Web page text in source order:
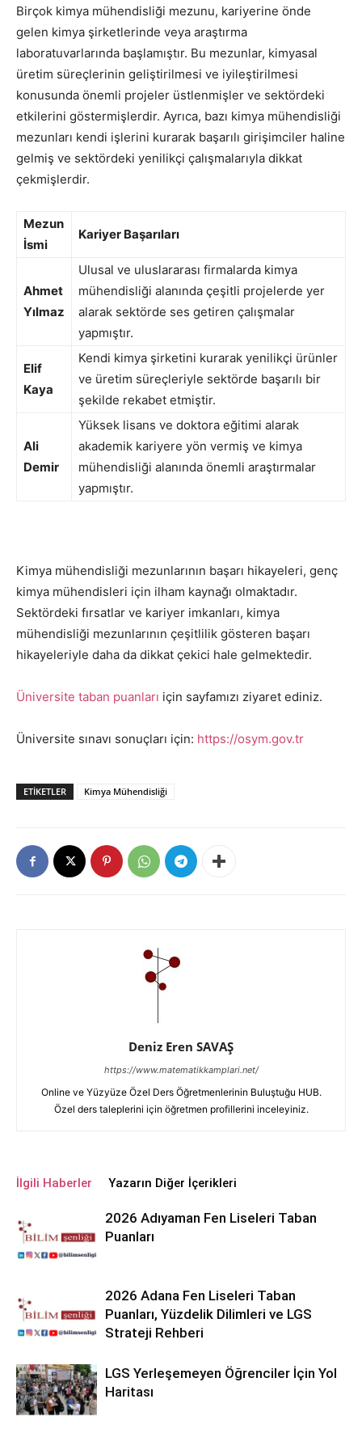
Birçok kimya mühendisliği mezunu, kariyerine önde
gelen kimya şirketlerinde veya araştırma
laboratuvarlarında başlamıştır. Bu mezunlar, kimyasal
üretim süreçlerinin geliştirilmesi ve iyileştirilmesi
konusunda önemli projeler üstlenmişler ve sektördeki
etkilerini göstermişlerdir. Ayrıca, bazı kimya mühendisliği
mezunları kendi işlerini kurarak başarılı girişimciler haline
gelmiş ve sektördeki yenilikçi çalışmalarıyla dikkat
çekmişlerdir.
Mezun
İsmi
Kariyer Başarıları
Ahmet
Yılmaz
Ulusal ve uluslararası firmalarda kimya
mühendisliği alanında çeşitli projelerde yer
alarak sektörde ses getiren çalışmalar
yapmıştır.
Elif
Kaya
Kendi kimya şirketini kurarak yenilikçi ürünler
ve üretim süreçleriyle sektörde başarılı bir
şekilde rekabet etmiştir.
Ali
Demir
Yüksek lisans ve doktora eğitimi alarak
akademik kariyere yön vermiş ve kimya
mühendisliği alanında önemli araştırmalar
yapmıştır.
Kimya mühendisliği mezunlarının başarı hikayeleri, genç
kimya mühendisleri için ilham kaynağı olmaktadır.
Sektördeki fırsatlar ve kariyer imkanları, kimya
mühendisliği mezunlarının çeşitlilik gösteren başarı
hikayeleriyle daha da dikkat çekici hale gelmektedir.
Üniversite taban puanları için sayfamızı ziyaret ediniz.
Üniversite sınavı sonuçları için: https://osym.gov.tr
ETIKETLER Kimya Mühendisliği
Deniz Eren SAVAŞ
https://www.matematikkamplari.net/
Online ve Yüzyüze Özel Ders Öğretmenlerinin Buluştuğu HUB.
Özel ders taleplerini için öğretmen profillerini inceleyiniz.
İlgili Haberler Yazarın Diğer İçerikleri
2026 Adıyaman Fen Liseleri Taban
Puanları
2026 Adana Fen Liseleri Taban
Puanları, Yüzdelik Dilimleri ve LGS
Strateji Rehberi
LGS Yerleşemeyen Öğrenciler İçin Yol
Haritası